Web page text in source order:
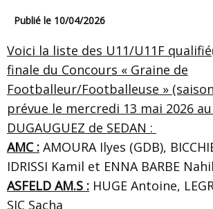
Publié le 10/04/2026
Voici la liste des U11/U11F
finale du Concours « Graine de
Footballeur/Footballeuse »
prévue le mercredi 13 mai 2026
DUGAUGUEZ de SEDAN :
AMC : AMOURA Ilyes (GDB),
IDRISSI Kamil et ENNA BARBE Nahil
ASFELD AM.S : HUGE Antoine,
SIC Sacha